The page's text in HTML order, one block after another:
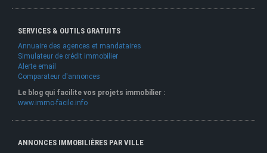
SERVICES & OUTILS GRATUITS
Annuaire des agences et mandataires
Simulateur de crédit immobilier
Alerte email
Comparateur d'annonces
Le blog qui facilite vos projets immobilier :
www.immo-facile.info
ANNONCES IMMOBILIÈRES PAR VILLE